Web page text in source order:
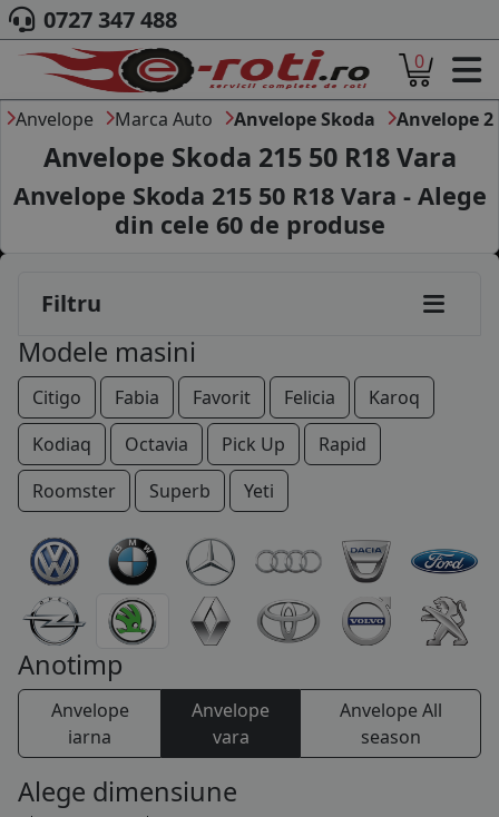
ACASA
DESPRE NOI
ANVELOPE
AUTO
CAMION
MOTO
MARCA AUTO
BLOG
B2B - COLABORARE COMPANII
CONT
CONTACT
0727 347 488
0
Anvelope Marca Auto Anvelope Skoda Anvelope
Anvelope Skoda 215 50 R18 Vara
Anvelope Skoda 215 50 R18 Vara - Alege
din cele 60de produse
Filtru
Modele masini
Citigo Fabia Favorit Felicia
Karoq
Kodiaq
Octavia Pick Up
Rapid
Roomster
Superb Yeti
Anotimp
Anvelope
iarna
Anvelope
vara
Anvelope All
season
Alege dimensiune
185/60R14
185/65R14
185/55R15
195/50R15
195/65R15
205/55R15
205/60R15
185/50R16
205/45R16
205/55R16
215/45R16
215/60R16
205/40R17
205/50R17
215/40R17